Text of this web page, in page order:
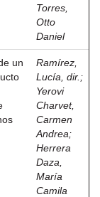
Torres,
Otto
Daniel
un
Ramírez,
Lucía, dir. ;
Yerovi
Charvet,
Carmen
Andrea;
Herrera
Daza,
María
Camila